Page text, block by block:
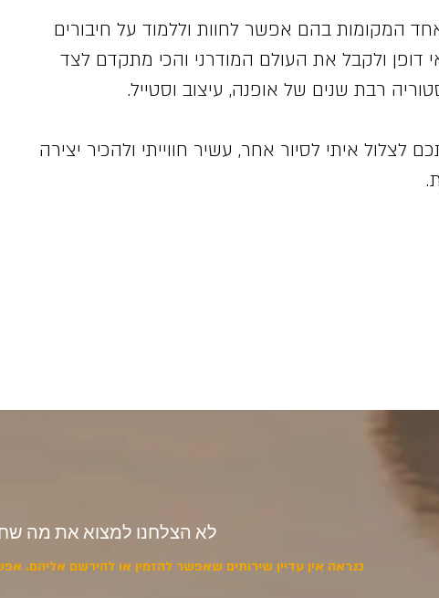
המקומות בהם אפשר לחוות וללמוד על חיבורים
דופן ולקבל את העולם המודרני והכי מתקדם לצד
רבת שנים של אופנה, עיצוב וסטייל.
לצלול איתי לסיור אחר, עשיר חווייתי ולהכיר יצירה
לא הצלחנו למצוא את מה
כנראה אין עדיין שירותים שאפשר להזמין או להירשם אליהם.